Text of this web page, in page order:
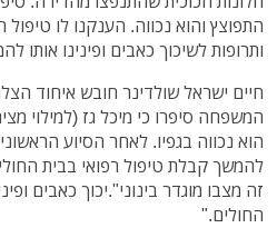
התפוצץ והוא נכווה. הענקנו לו טיפול
ותרופות לשיכוך כאבים ופינינו אותו
חיים ישראל שולדינר חובש איחוד
המשפחה סיפרו כי מיכל גז (למילוי
הוא נכווה בגפיו. לאחר הסיוע
להמשך קבלת טיפול רפואי בבית
זה מצבו מוגדר בינוני".יכוך כאבים
החולים."